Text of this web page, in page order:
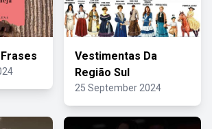
Vestimentas Da
Região Sul
25 September 2024